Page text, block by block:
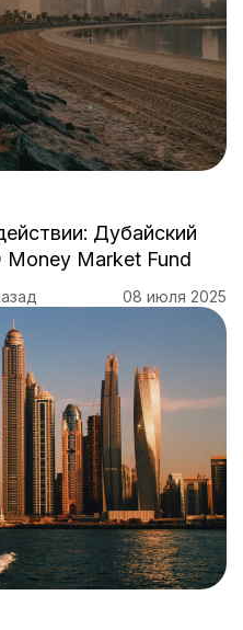
Дубайский
Money Market Fund
08 июля 2025